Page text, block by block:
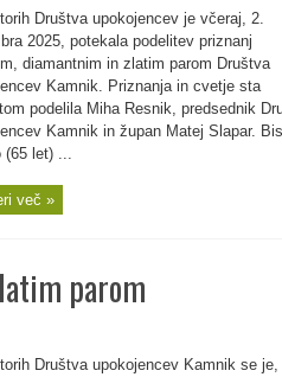
Društva upokojencev je včeraj, 2.
2025, potekala podelitev priznanj
diamantnim in zlatim parom Društva
Kamnik. Priznanja in cvetje sta
podelila Miha Resnik, predsednik
Kamnik in župan Matej Slapar.
(65 let) ...
več »
parom
Društva upokojencev Kamnik se je,